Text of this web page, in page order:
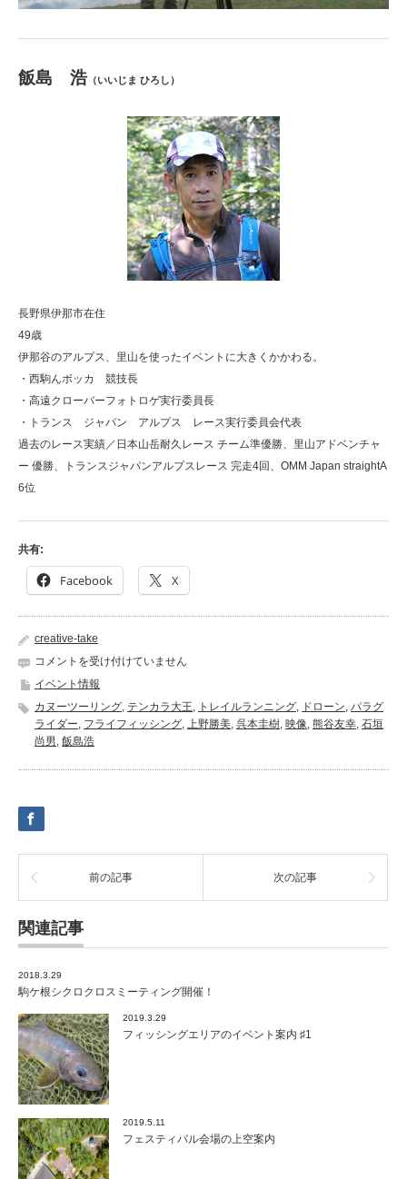
飯島 浩 （いいじま ひろし）
長野県伊那市在住
49歳
伊那谷のアルプス、里山を使ったイベントに大きくかかわる。
・西駒んボッカ 競技長
・高遠クローバーフォトロゲ実行委員長
・トランス ジャパン アルプス レース実行委員会代表
過去のレース実績／日本山岳耐久レース チーム準優勝、里山アドベンチャ
ー 優勝、トランスジャパンアルプスレース 完走4回、OMM Japan straightA
6位
共有:
Facebook X
creative-take
ア
ウ
ド
ア
講
ご
案
コメントを受け付けていません
イベント情報
カヌーツーリング テンカラ大王 トレイルランニング ドローン パラグ
ライダー フライフィッシング 上野勝美 呉本圭樹 映像 熊谷友幸 石垣
尚男 飯島浩
前の記事 次の記事
関連記事
2018.3.29
駒ケ根シクロクロスミーティング開催！
2019.3.29
フィッシングエリアのイベント案内 ♯1
2019.5.11
フェスティバル会場の上空案内